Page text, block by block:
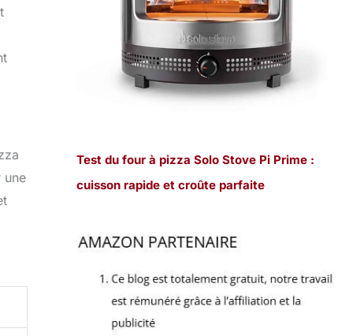
une
Test du four à pizza Solo Stove Pi Prime :
cuisson rapide et croûte parfaite